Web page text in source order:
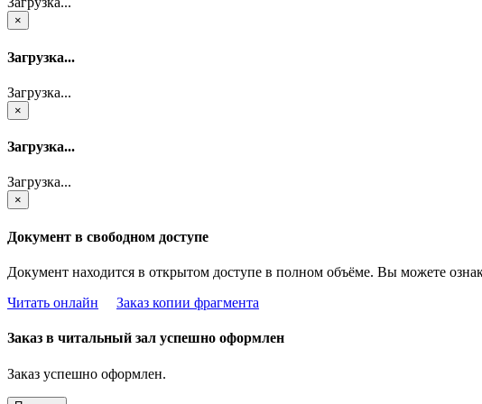
×
Загрузка...
Загрузка...
×
Загрузка...
Загрузка...
×
Документ в свободном доступе
Документ находится в открытом доступе в полном объёме. Вы можете
Читать онлайн
Заказ копии фрагмента
Заказ в читальный зал успешно оформлен
Заказ успешно оформлен.